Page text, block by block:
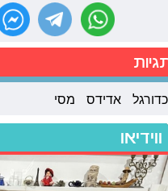
כדורגל אדידס מסי
ווידיאו